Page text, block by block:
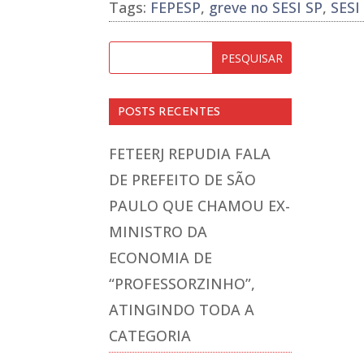
Tags: FEPESP, greve no SESI SP,
POSTS RECENTES
FETEERJ REPUDIA FALA
DE PREFEITO DE SÃO
PAULO QUE CHAMOU EX-
MINISTRO DA
ECONOMIA DE
“PROFESSORZINHO”,
ATINGINDO TODA A
CATEGORIA